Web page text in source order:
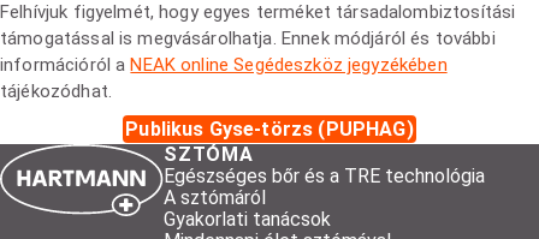
Felhívjuk figyelmét, hogy egyes terméket társadalombiztosítási
támogatással is megvásárolhatja. Ennek módjáról és további
információról aNEAK online Segédeszköz jegyzékében
tájékozódhat.
Publikus Gyse-törzs (PUPHAG)
SZTÓMA
Egészséges bőr és a TRE technológia
A sztómáról
Gyakorlati tanácsok